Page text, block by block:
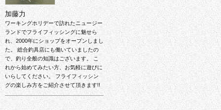
加藤力
ワーキングホリデーで訪れたニュージー
ランドでフライフィッシングに魅せら
れ、2000年にショップをオープンしまし
た。 総合釣具店にも働いていましたの
で、釣り全般の知識はございます。 こ
れから始めてみたい方、お気軽に遊びに
いらしてください。 フライフィッシン
グの楽しみ方をご紹介させて頂きます!!